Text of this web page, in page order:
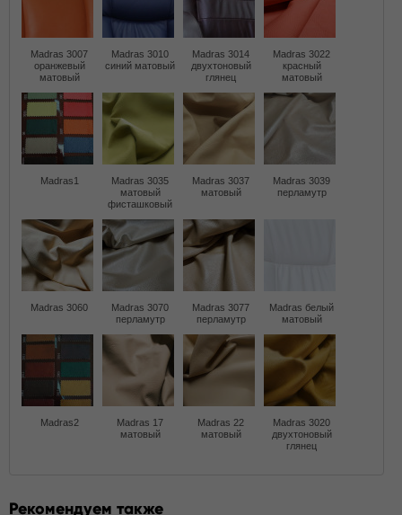
Madras 3007
оранжевый
матовый
Madras 3010
синий матовый
Madras 3014
двухтоновый
глянец
Madras 3022
красный
матовый
Madras1
Madras 3035
матовый
фисташковый
Madras 3037
матовый
Madras 3039
перламутр
Madras 3060
Madras 3070
перламутр
Madras 3077
перламутр
Madras белый
матовый
Madras2
Madras 17
матовый
Madras 22
матовый
Madras 3020
двухтоновый
глянец
Рекомендуем также